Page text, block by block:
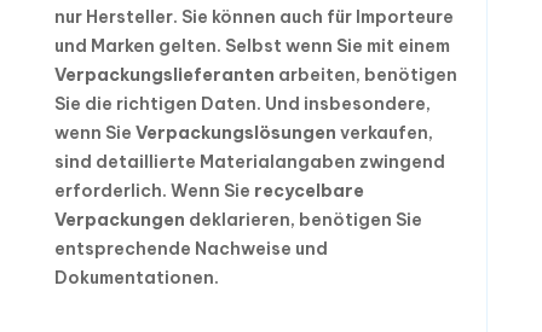
nur Hersteller. Sie können auch für Importeure
und Marken gelten. Selbst wenn Sie mit einem
Verpackungslieferanten arbeiten, benötigen
Sie die richtigen Daten. Und insbesondere,
wenn Sie Verpackungslösungen verkaufen,
sind detaillierte Materialangaben zwingend
erforderlich. Wenn Sie recycelbare
Verpackungen deklarieren, benötigen Sie
entsprechende Nachweise und
Dokumentationen.